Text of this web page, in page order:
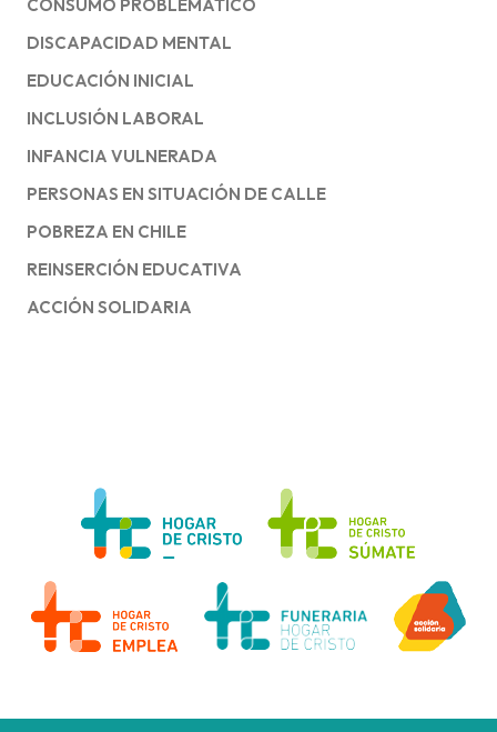
CONSUMO PROBLEMÁTICO
DISCAPACIDAD MENTAL
EDUCACIÓN INICIAL
INCLUSIÓN LABORAL
INFANCIA VULNERADA
PERSONAS EN SITUACIÓN DE CALLE
POBREZA EN CHILE
REINSERCIÓN EDUCATIVA
ACCIÓN SOLIDARIA